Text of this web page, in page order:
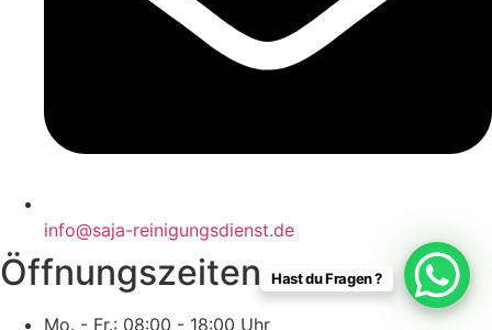
info@saja-reinigungsdienst.de
Öffnungszeiten
Mo. - Fr.: 08:00 - 18:00 Uhr
Hast du Fragen ?